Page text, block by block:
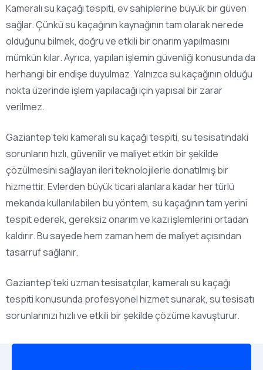
Kameralı su kaçağı tespiti, ev sahiplerine büyük bir güven
sağlar. Çünkü su kaçağının kaynağının tam olarak nerede
olduğunu bilmek, doğru ve etkili bir onarım yapılmasını
mümkün kılar. Ayrıca, yapılan işlemin güvenliği konusunda da
herhangi bir endişe duyulmaz. Yalnızca su kaçağının olduğu
nokta üzerinde işlem yapılacağı için yapısal bir zarar
verilmez.
Gaziantep’teki kameralı su kaçağı tespiti, su tesisatındaki
sorunların hızlı, güvenilir ve maliyet etkin bir şekilde
çözülmesini sağlayan ileri teknolojilerle donatılmış bir
hizmettir. Evlerden büyük ticari alanlara kadar her türlü
mekanda kullanılabilen bu yöntem, su kaçağının tam yerini
tespit ederek, gereksiz onarım ve kazı işlemlerini ortadan
kaldırır. Bu sayede hem zaman hem de maliyet açısından
tasarruf sağlanır.
Gaziantep’teki uzman tesisatçılar, kameralı su kaçağı
tespiti konusunda profesyonel hizmet sunarak, su tesisatı
sorunlarınızı hızlı ve etkili bir şekilde çözüme kavuşturur.